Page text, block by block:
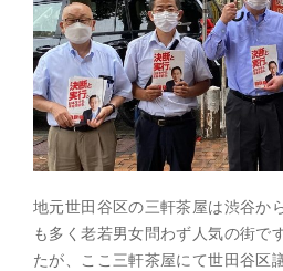
地元世田谷区の三軒茶屋は渋谷か
も多く老若男女問わず人気の街で
たが、ここ三軒茶屋にて世田谷区